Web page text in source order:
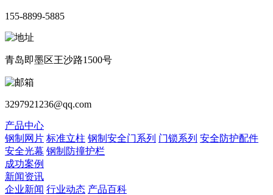
155-8899-5885
青岛即墨区王沙路1500号
3297921236@qq.com
产品中心
钢制网片 标准立柱 钢制安全门系列 门锁系列 安全防护配件
安全光幕 钢制防撞护栏
成功案例
新闻资讯
企业新闻 行业动态 产品百科